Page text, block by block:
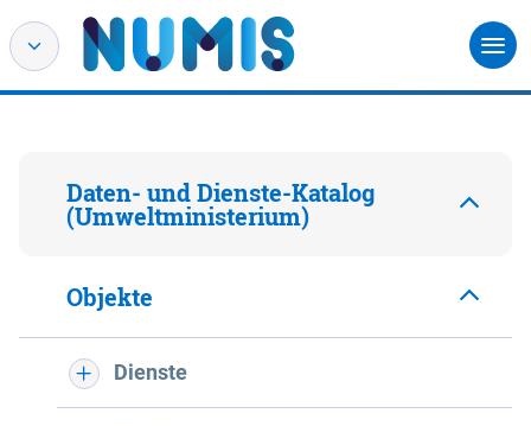
Daten- und Dienste-Katalog
(Umweltministerium)
Objekte
Dienste